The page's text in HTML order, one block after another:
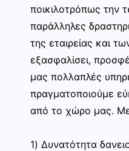
ποικιλοτρόπως την
παράλληλες
της εταιρείας και
εξασφαλίσει,
μας πολλαπλές
πραγματοποιούμε
από το χώρο μας.
1) Δυνατότητα